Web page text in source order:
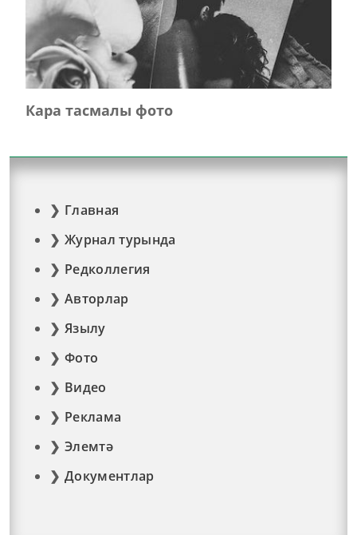
Кара тасмалы фото
Главная
Журнал турында
Редколлегия
Авторлар
Язылу
Фото
Видео
Реклама
Элемтә
Документлар